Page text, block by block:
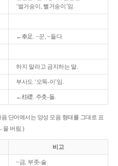
‘벌거숭이, 뻘거숭이’임.
←奉足. ~꾼, ~들다.
하지 말라고 금지하는 말.
부사도 ‘오뚝-이’임.
←柱礎. 주춧-돌.
단어에서는 양성 모음 형태를 그대로 표
을 버림.)
비고
~금, 부좃-술.